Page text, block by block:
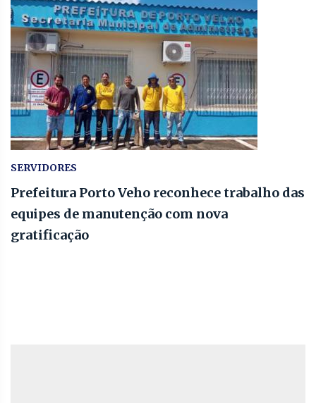
SERVIDORES
Prefeitura Porto Veho reconhece trabalho das
equipes de manutenção com nova
gratificação